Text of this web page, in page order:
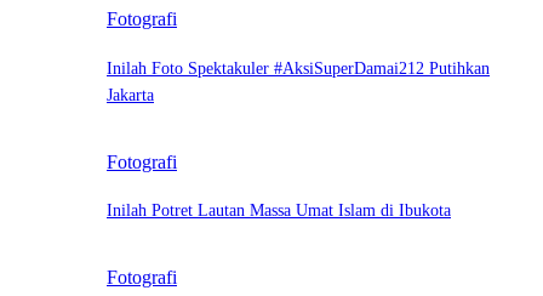
Fotografi
Inilah Foto Spektakuler #AksiSuperDamai212 Putihkan
Jakarta
Fotografi
Inilah Potret Lautan Massa Umat Islam di Ibukota
Fotografi